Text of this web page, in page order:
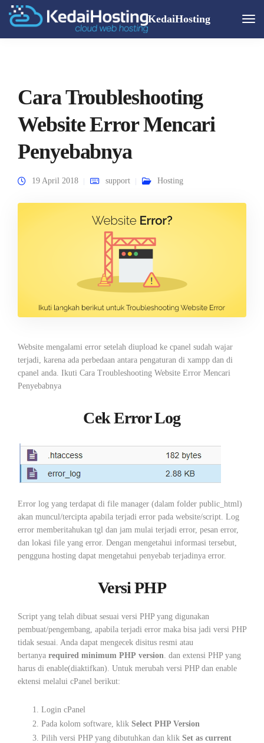
KedaiHosting
Cara Troubleshooting
Website Error Mencari
Penyebabnya
19 April 2018 support Hosting
Website mengalami error setelah diupload ke cpanel sudah wajar
terjadi, karena ada perbedaan antara pengaturan di xampp dan di
cpanel anda. Ikuti Cara Troubleshooting Website Error Mencari
Penyebabnya
Cek Error Log
Error log yang terdapat di file manager (dalam folder public_html)
akan muncul/tercipta apabila terjadi error pada website/script. Log
error memberitahukan tgl dan jam mulai terjadi error, pesan error,
dan lokasi file yang error. Dengan mengetahui informasi tersebut,
pengguna hosting dapat mengetahui penyebab terjadinya error.
Versi PHP
Script yang telah dibuat sesuai versi PHP yang digunakan
pembuat/pengembang, apabila terjadi error maka bisa jadi versi PHP
tidak sesuai. Anda dapat mengecek disitus resmi atau
bertanya required minimum PHP version. dan extensi PHP yang
harus di enable(diaktifkan). Untuk merubah versi PHP dan enable
ektensi melalui cPanel berikut:
Login cPanel
Pada kolom software, klik Select PHP Version
Pilih versi PHP yang dibutuhkan dan klik Set as current